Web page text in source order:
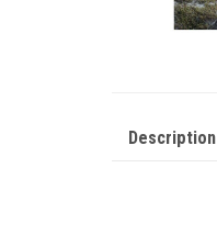
Description